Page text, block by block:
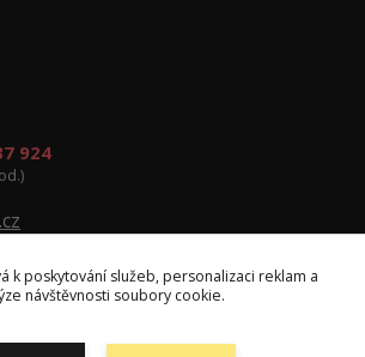
924
k poskytování služeb, personalizaci reklam a
návštěvnosti soubory cookie.